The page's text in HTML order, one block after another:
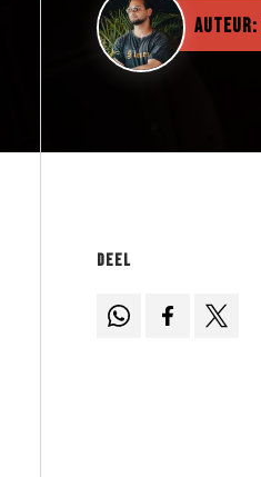
Auteur:
Deel